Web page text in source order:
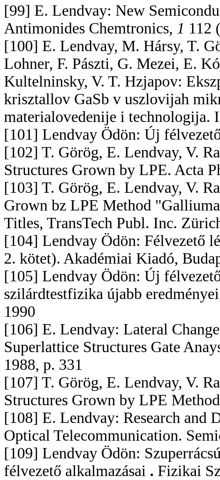
[99] E. Lendvay: New
Antimonides Chemtronics, 1 112
[100] E. Lendvay, M. Hársy, T.
Lohner, F. Pászti, G. Mezei, E.
Kultelninsky, V. T. Hzjapov:
krisztallov GaSb v uszlovijah
materialovedenije i technologija.
[101] Lendvay Ödön: Új
[102] T. Görög, E. Lendvay, V.
Structures Grown by LPE. Acta
[103] T. Görög, E. Lendvay, V.
Grown bz LPE Method
Titles, TransTech Publ. Inc.
[104] Lendvay Ödön: Félvezető
2. kötet). Akadémiai Kiadó,
[105] Lendvay Ödön: Új
szilárdtestfizika újabb
1990
[106] E. Lendvay: Lateral
Superlattice Structures Gate
1988, p. 331
[107] T. Görög, E. Lendvay, V.
Structures Grown by LPE
[108] E. Lendvay: Research and
Optical Telecommunication.
[109] Lendvay Ödön:
félvezető alkalmazásai . Fizikai